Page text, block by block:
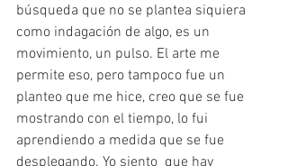
búsqueda que no se plantea siquiera
como indagación de algo, es un
movimiento, un pulso. El arte me
permite eso, pero tampoco fue un
planteo que me hice, creo que se fue
mostrando con el tiempo, lo fui
aprendiendo a medida que se fue